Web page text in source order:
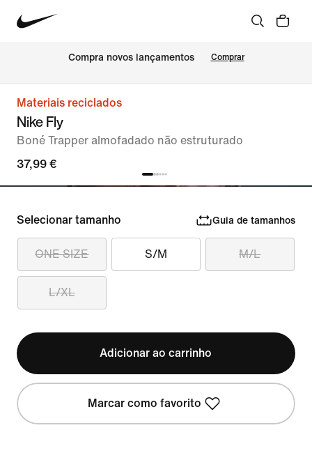
Compra novos lançamentos Comprar
Materiais reciclados
Nike Fly
Boné Trapper almofadado não estruturado
37,99 €
Selecionar tamanho Guia de tamanhos
ONE SIZE S/M M/L
L/XL
Adicionar ao carrinho
Marcar como favorito